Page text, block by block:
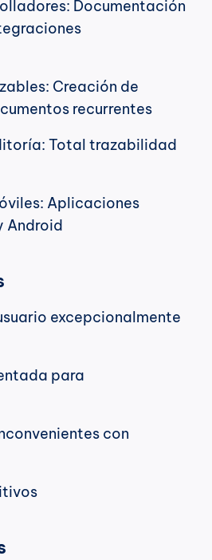
Documentación
Creación de
recurrentes
Total trazabilidad
Aplicaciones
Android
excepcionalmente
para
con